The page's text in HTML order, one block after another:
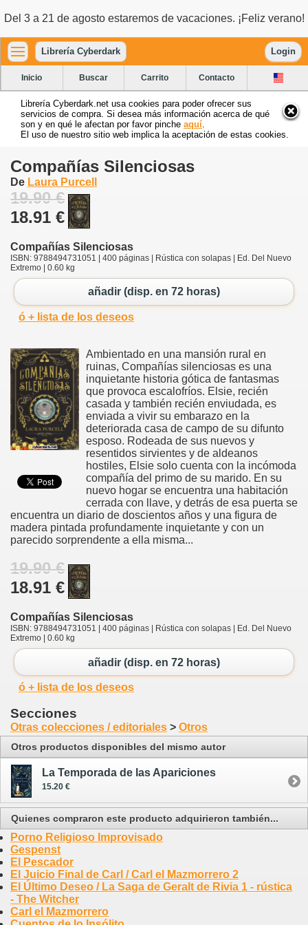
Del 3 a 21 de agosto estaremos de vacaciones. ¡Feliz verano!
Librería Cyberdark Login
Inicio Buscar Carrito Contacto
Librería Cyberdark.net usa cookies para poder ofrecer sus
servicios de compra. Si desea más información acerca de qué
son y en qué le afectan por favor pinche aquí
El uso de nuestro sitio web implica la aceptación de estas cookies.
Compañías Silenciosas
De Laura Purcell
19.90 €
18.91 €
Compañías Silenciosas
ISBN: 9788494731051 | 400 páginas | Rústica con solapas | Ed. Del Nuevo
Extremo | 0.60 kg
añadir (disp. en 72 horas)
ó + lista de los deseos
Ambientado en una mansión rural en
ruinas, Compañías silenciosas es una
inquietante historia gótica de fantasmas
que provoca escalofríos. Elsie, recién
casada y también recién enviudada, es
enviada a vivir su embarazo en la
deteriorada casa de campo de su difunto
esposo. Rodeada de sus nuevos y
resentidos sirvientes y de aldeanos
hostiles, Elsie solo cuenta con la incómoda
compañía del primo de su marido. En su
nuevo hogar se encuentra una habitación
cerrada con llave, y detrás de esa puerta se
encuentra un diario de doscientos años y una figura de
madera pintada profundamente inquietante y con un
parecido sorprendente a ella misma...
19.90 €
18.91 €
Compañías Silenciosas
ISBN: 9788494731051 | 400 páginas | Rústica con solapas | Ed. Del Nuevo
Extremo | 0.60 kg
añadir (disp. en 72 horas)
ó + lista de los deseos
Secciones
Otras colecciones / editoriales > Otros
Otros productos disponibles del mismo autor
La Temporada de las Apariciones
15.20 €
Quienes compraron este producto adquirieron también...
Porno Religioso Improvisado
Gespenst
El Pescador
El Juicio Final de Carl / Carl el Mazmorrero 2
El Último Deseo / La Saga de Geralt de Rivia 1 - rústica
- The Witcher
Carl el Mazmorrero